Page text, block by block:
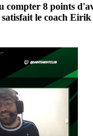
8 points
le coach